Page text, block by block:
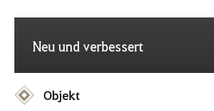
Neu und verbessert
Objekt